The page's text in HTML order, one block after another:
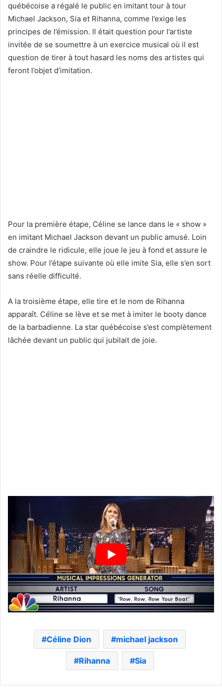
québécoise a régalé le public en imitant tour à tour
Michael Jackson, Sia et Rihanna, comme l’exige les
principes de l’émission. Il était question pour l’artiste
invitée de se soumettre à un exercice musical où il est
question de tirer à tout hasard les noms des artistes qui
feront l’objet d’imitation.
Pour la première étape, Céline se lance dans le « show »
en imitant Michael Jackson devant un public amusé. Loin
de craindre le ridicule, elle joue le jeu à fond et assure le
show. Pour l’étape suivante où elle imite Sia, elle s’en sort
sans réelle difficulté.
A la troisième étape, elle tire et le nom de Rihanna
apparaît. Céline se lève et se met à imiter le booty dance
de la barbadienne. La star québécoise s’est complètement
lâchée devant un public qui jubilait de joie.
Céline Dion michael jackson
Rihanna Sia